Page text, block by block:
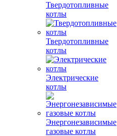
Твердотопливные
котлы
Твердотопливные
котлы
Электрические
котлы
Энергонезависимые
газовые котлы